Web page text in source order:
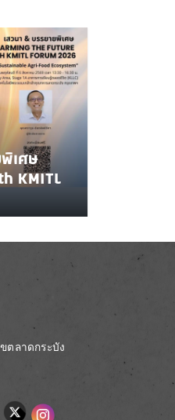
เศษ
KMITL
ตลาดกระบัง
ImageImage